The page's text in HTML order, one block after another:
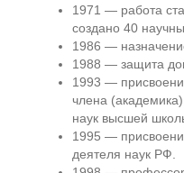
1971 — работа
создано 40
1986 —
1988 — защита
1993 —
члена
наук высшей
1995 —
деятеля наук РФ.